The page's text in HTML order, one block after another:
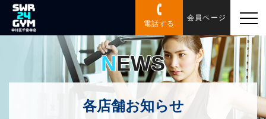
電話する
会員ページ
NEWS
各店舗お知らせ